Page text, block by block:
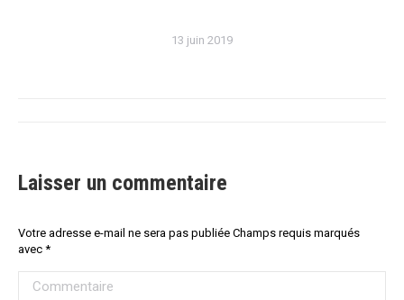
13 juin 2019
Laisser un commentaire
Votre adresse e-mail ne sera pas publiée Champs requis marqués
avec *
Commentaire